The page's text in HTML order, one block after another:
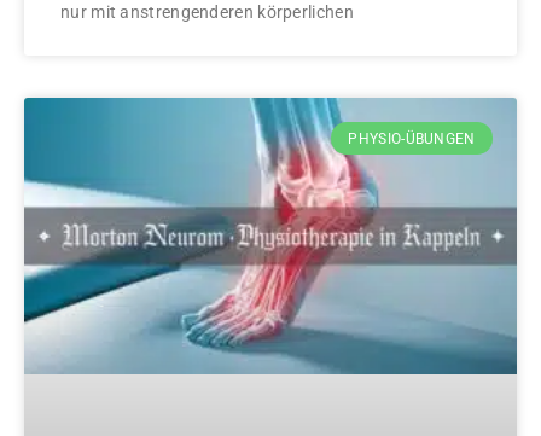
nur mit anstrengenderen körperlichen
PHYSIO-ÜBUNGEN